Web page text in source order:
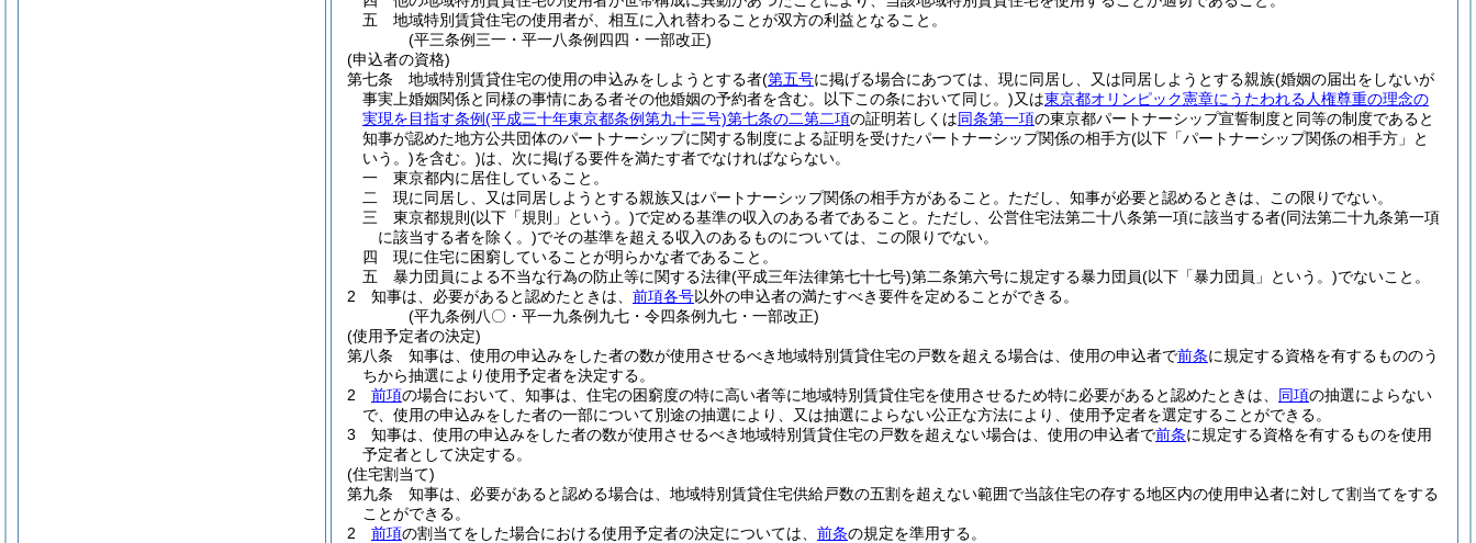
五
地域特別賃貸住宅の使用者が、相互に入れ替わることが双方の利益となること。
(平三条例三一・平一八条例四四・一部改正)
(申込者の資格)
第七条
地域特別賃貸住宅の使用の申込みをしようとする者(第五号に掲げる場合にあつては、現に同居し、又は同居しようとする親族(婚姻の届出をしないが
事実上婚姻関係と同様の事情にある者その他婚姻の予約者を含む。以下この条において同じ。)又は東京都オリンピック憲章にうたわれる人権尊重の理念の
実現を目指す条例(平成三十年東京都条例第九十三号)第七条の二第二項の証明若しくは同条第一項の東京都パートナーシップ宣誓制度と同等の制度であると
知事が認めた地方公共団体のパートナーシップに関する制度による証明を受けたパートナーシップ関係の相手方(以下「パートナーシップ関係の相手方」と
いう。)を含む。)は、次に掲げる要件を満たす者でなければならない。
一
東京都内に居住していること。
二
現に同居し、又は同居しようとする親族又はパートナーシップ関係の相手方があること。 ただし、知事が必要と認めるときは、この限りでない。
三
東京都規則 (以下「規則」という。)で定める基準の収入のある者であること。 ただし、公営住宅法第二十八条第一項に該当する者(同法第二十九条第一項
に該当する者を除く。)でその基準を超える収入のあるものについては、この限りでない。
四
現に住宅に困窮していることが明らかな者であること。
五
暴力団員による不当な行為の防止等に関する法律(平成三年法律第七十七号)第二条第六号に規定する暴力団員(以下「暴力団員」という。)でないこと。
2
知事は、必要があると認めたときは、 前項各号以外の申込者の満たすべき要件を定めることができる。
(平九条例八〇・平一九条例九七・令四条例九七・一部改正)
(使用予定者の決定)
第八条
知事は、使用の申込みをした者の数が使用させるべき地域特別賃貸住宅の戸数を超える場合は、使用の申込者で前条に規定する資格を有するもののう
ちから抽選により使用予定者を決定する。
2
前項の場合において、知事は、住宅の困窮度の特に高い者等に地域特別賃貸住宅を使用させるため特に必要があると認めたときは、 同項の抽選によらない
で、使用の申込みをした者の一部について別途の抽選により、又は抽選によらない公正な方法により、使用予定者を選定することができる。
3
知事は、使用の申込みをした者の数が使用させるべき地域特別賃貸住宅の戸数を超えない場合は、使用の申込者で前条に規定する資格を有するものを使用
予定者として決定する。
(住宅割当て)
第九条
知事は、必要があると認める場合は、地域特別賃貸住宅供給戸数の五割を超えない範囲で当該住宅の存する地区内の使用申込者に対して割当てをする
ことができる。
2
前項の割当てをした場合における使用予定者の決定については、 前条の規定を準用する。